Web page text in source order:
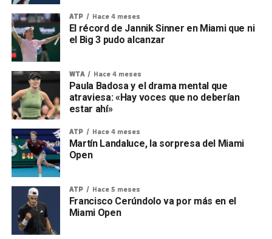
ATP Hace 4 meses
El récord de Jannik Sinner en Miami que ni
el Big 3 pudo alcanzar
WTA Hace 4 meses
Paula Badosa y el drama mental que
atraviesa: «Hay voces que no deberían
estar ahí»
ATP Hace 4 meses
Martín Landaluce, la sorpresa del Miami
Open
ATP Hace 5 meses
Francisco Cerúndolo va por más en el
Miami Open